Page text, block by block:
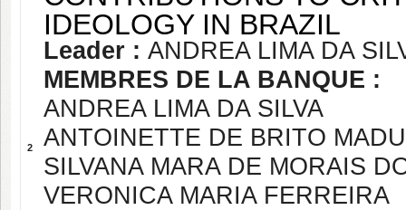
2
IDEOLOGY IN BRAZIL
Leader : ANDREA LIMA DA
MEMBRES DE LA BANQUE :
ANDREA LIMA DA SILVA
ANTOINETTE DE BRITO
SILVANA MARA DE MORAIS
VERONICA MARIA FERREIRA